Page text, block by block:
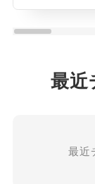
最近
最近